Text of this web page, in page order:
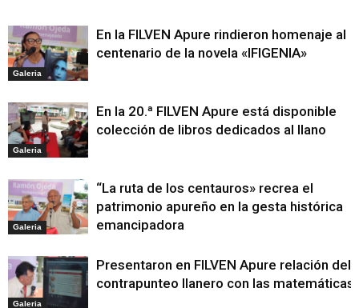
Galeria
En la FILVEN Apure rindieron homenaje al
centenario de la novela «IFIGENIA»
Galeria
En la 20.ª FILVEN Apure está disponible
colección de libros dedicados al llano
Galeria
“La ruta de los centauros» recrea el
patrimonio apureño en la gesta histórica
emancipadora
Galeria
Presentaron en FILVEN Apure relación del
contrapunteo llanero con las matemáticas